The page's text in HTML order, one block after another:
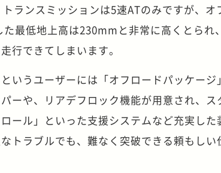
ランスミッションは5速ATのみですが、オ
最低地上高は230mmと非常に高くとられ
行できてしまいます。
いうユーザーには「オフロードパッケージ
ーや、リアデフロック機能が用意され、ス
ール」といった支援システムなど充実した
トラブルでも、難なく突破できる頼もしい